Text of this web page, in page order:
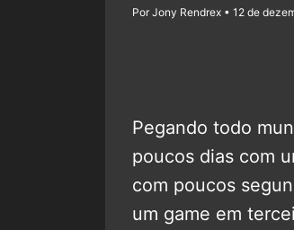
Por Jony Rendrex • 12 de
Pegando todo
poucos dias com
com poucos
um game em